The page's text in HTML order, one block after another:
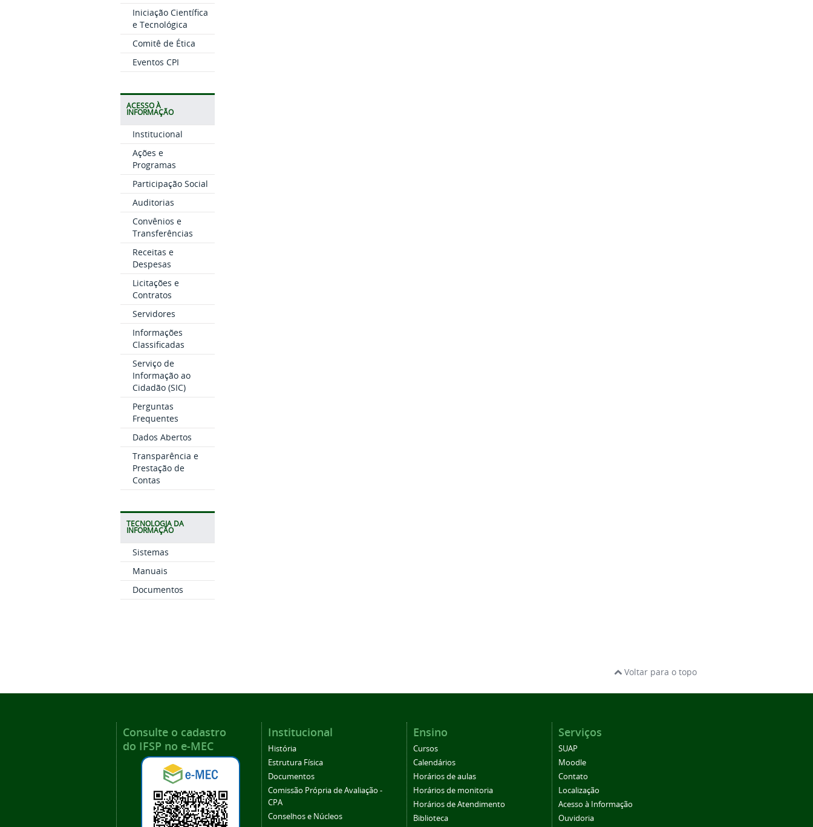
Iniciação Científica
e Tecnológica
Comitê de Ética
Eventos CPI
ACESSO À
INFORMAÇÃO
Institucional
Ações e
Programas
Participação Social
Auditorias
Convênios e
Transferências
Receitas e
Despesas
Licitações e
Contratos
Servidores
Informações
Classificadas
Serviço de
Informação ao
Cidadão (SIC)
Perguntas
Frequentes
Dados Abertos
Transparência e
Prestação de
Contas
TECNOLOGIA DA
INFORMAÇÃO
Sistemas
Manuais
Documentos
Voltar para o topo
Consulte o cadastro
do IFSP no e-MEC
Institucional
História
Estrutura Física
Documentos
Comissão Própria de Avaliação -
CPA
Conselhos e Núcleos
Ensino
Cursos
Calendários
Horários de aulas
Horários de monitoria
Horários de Atendimento
Biblioteca
Serviços
SUAP
Moodle
Contato
Localização
Acesso à Informação
Ouvidoria